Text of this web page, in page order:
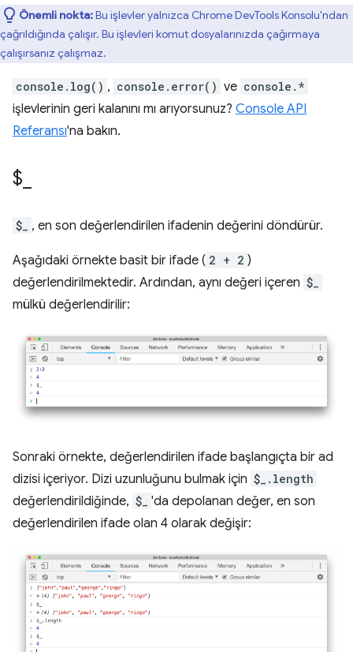
Önemli nokta:Bu işlevler yalnızca Chrome DevTools Konsolu'ndan
çağrıldığında çalışır. Bu işlevleri komut dosyalarınızda çağırmaya
çalışırsanız çalışmaz.
console.log() , console.error() ve console.*
işlevlerinin geri kalanını mı arıyorsunuz? Console API
Referansı'na bakın.
$
$_ , en son değerlendirilen ifadenin değerini döndürür.
Aşağıdaki örnekte basit bir ifade ( 2 + 2 )
değerlendirilmektedir. Ardından, aynı değeri içeren $_
mülkü değerlendirilir:
Sonraki örnekte, değerlendirilen ifade başlangıçta bir ad
dizisi içeriyor. Dizi uzunluğunu bulmak için $_.length
değerlendirildiğinde, $_
'da depolanan değer, en son
değerlendirilen ifade olan 4 olarak değişir: